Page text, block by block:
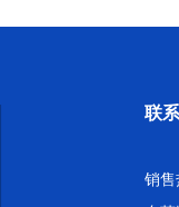
联
销售